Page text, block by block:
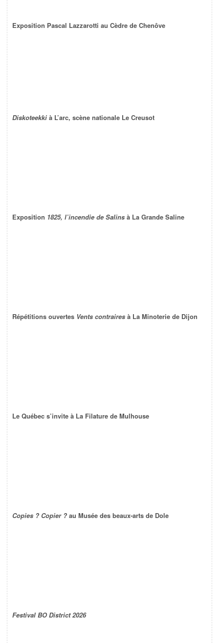
Exposition Pascal Lazzarotti au Cèdre de Chenôve
Diskoteekki à L’arc, scène nationale Le Creusot
Exposition 1825, l’incendie de Salins à La Grande Saline
Répétitions ouvertes Vents contraires à La Minoterie de Dijon
Le Québec s’invite à La Filature de Mulhouse
Copies ? Copier ? au Musée des beaux-arts de Dole
Festival BO District 2026